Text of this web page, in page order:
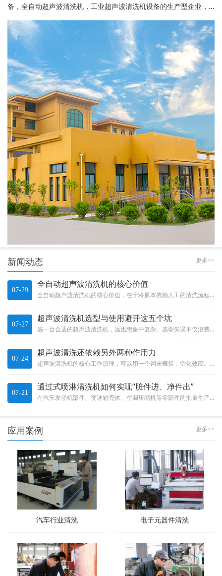
备，全自动超声波清洗机，工业超声波清洗机设备的生产型企业，...
更多>>
新闻动态
07-29
全自动超声波清洗机的核心价值
全自动超声波清洗机的核心价值，在于将原本依赖人工的清洗流程有效自动化。它不只是“加了个机械手”那么简单，而是一整套系统...
07-27
超声波清洗机选型与使用避开这五个坑
选一台合适的超声波清洗机，远比想象中复杂。选型失误不仅浪费投资，更可能影响产品质量和生产效率。Choosing a s...
07-24
超声波清洗还依赖另外两种作用力
超声波清洗机的核心工作原理，可以用一个词来概括：空化效应。这不是什么玄乎的概念，而是一种实实在在的物理现象。The c...
07-21
通过式喷淋清洗机如何实现“脏件进、净件出”
在汽车发动机部件、变速箱壳体、空调压缩机等零部件的批量生产中，清洗效率直接决定了整条生产线的节拍。通过式喷淋清洗机就像...
更多>>
应用案例
汽车行业清洗 电子元器件清洗